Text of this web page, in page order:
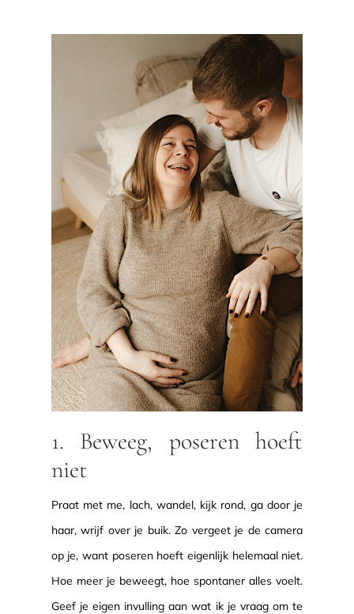
1. Beweeg, poseren hoeft
niet
Praat met me, lach, wandel, kijk rond, ga door je
haar, wrijf over je buik. Zo vergeet je de camera
op je, want poseren hoeft eigenlijk helemaal niet.
Hoe meer je beweegt, hoe spontaner alles voelt.
Geef je eigen invulling aan wat ik je vraag om te